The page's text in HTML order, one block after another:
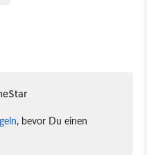
, bevor Du einen